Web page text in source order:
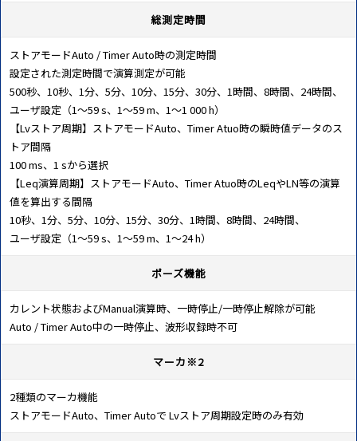
総測定時間
ストアモードAuto / Timer Auto時の測定時間
設定された測定時間で演算測定が可能
500秒、10秒、1分、5分、10分、15分、30分、1時間、8時間、24時間、
ユーザ設定（1～59 s、1～59 m、1～1 000 h）
【Lvストア周期】ストアモードAuto、Timer Atuo時の瞬時値データのス
トア間隔
100 ms、1 sから選択
【Leq演算周期】ストアモードAuto、Timer Atuo時のLeqやLN等の演算
値を算出する間隔
10秒、1分、5分、10分、15分、30分、1時間、8時間、24時間、
ユーザ設定（1～59 s、1～59 m、1～24 h）
ポーズ機能
カレント状態およびManual演算時、一時停止/一時停止解除が可能
Auto / Timer Auto中の一時停止、波形収録時不可
マーカ※2
2種類のマーカ機能
ストアモードAuto、Timer Autoで Lvストア周期設定時のみ有効